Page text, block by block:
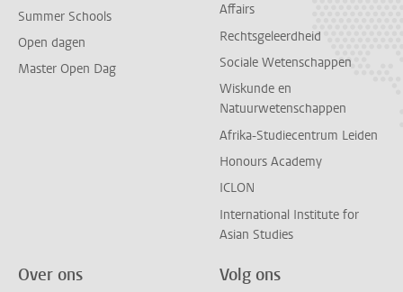
Summer Schools
Open dagen
Master Open Dag
Affairs
Rechtsgeleerdheid
Sociale Wetenschappen
Wiskunde en
Natuurwetenschappen
Afrika-Studiecentrum Leiden
Honours Academy
ICLON
International Institute for
Asian Studies
Over ons Volg ons